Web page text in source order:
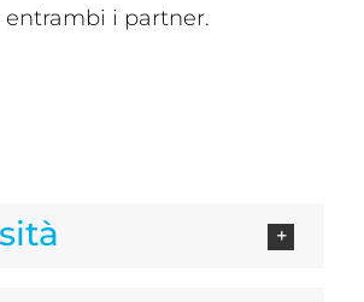
entrambi i partner.